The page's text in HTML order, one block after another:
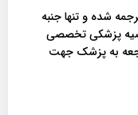
شده و تنها جنبه
پزشکی تخصصی
به پزشک جهت